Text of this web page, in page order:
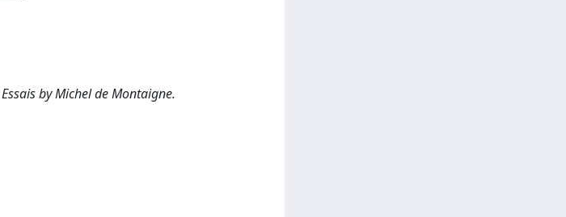
by Michel de Montaigne.